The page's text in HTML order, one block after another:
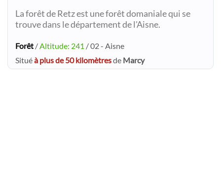
La forêt de Retz est une forêt domaniale qui se
trouve dans le département de l'Aisne.
Forêt /Altitude: 241 / 02 - Aisne
Situéà plus de 50 kilomètresde Marcy